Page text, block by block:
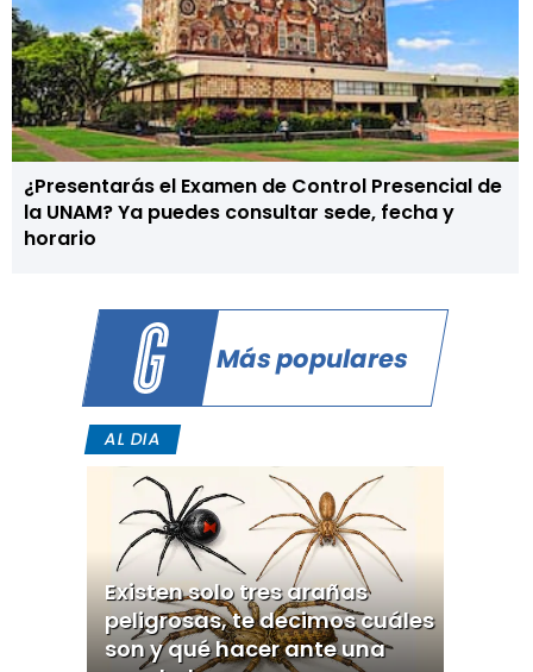
¿Presentarás el Examen de Control Presencial de
la UNAM? Ya puedes consultar sede, fecha y
horario
Más populares
AL DIA
Existen solo tres arañas
peligrosas, te decimos cuáles
son y qué hacer ante una